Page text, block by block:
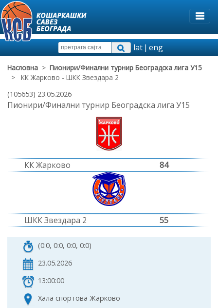
lat|eng
Насловна > Пионири/Финални турнир Београдска лига У15
> КК Жарково - ШКК Звездара 2
(105653) 23.05.2026
Пионири/Финални турнир Београдска лига У15
КК Жарково 84
ШКК Звездара 2 55
(0:0, 0:0, 0:0, 0:0)
23.05.2026
13:00:00
Хала спортова Жарково